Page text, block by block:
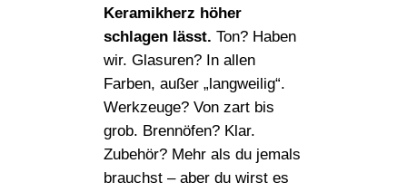
Keramikherz höher
schlagen lässt. Ton? Haben
wir. Glasuren? In allen
Farben, außer „langweilig“.
Werkzeuge? Von zart bis
grob. Brennöfen? Klar.
Zubehör? Mehr als du jemals
brauchst – aber du wirst es